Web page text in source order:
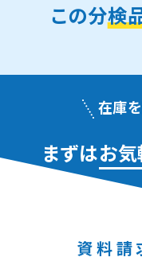
この分検
在庫
まずはお
資料請